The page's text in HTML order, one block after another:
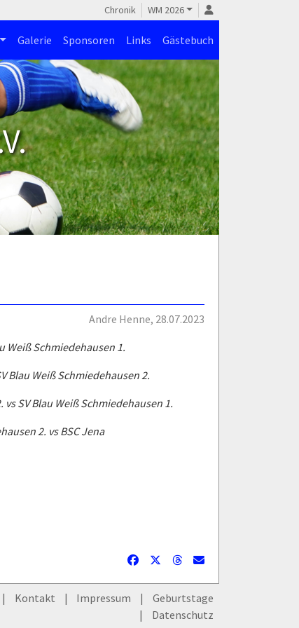
Chronik WM 2026
Galerie Sponsoren Links Gästebuch
Andre Henne, 28.07.2023
Weiß Schmiedehausen 1.
Blau Weiß Schmiedehausen 2.
vs SV Blau Weiß Schmiedehausen 1.
2. vs BSC Jena
Kontakt Impressum
Geburtstage
Datenschutz